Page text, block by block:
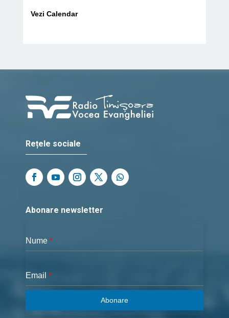
Vezi Calendar
Rețele sociale
Abonare newsletter
Nume *
Email *
Abonare